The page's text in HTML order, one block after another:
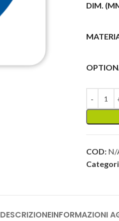
DIM.
COD: N/
DESCRIZIONEINFORMAZIONI